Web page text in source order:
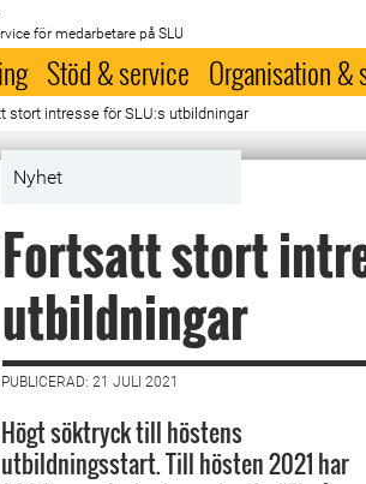
för medarbetare på SLU
Stöd & service Organisation &
stort intresse för SLU:s utbildningar
Nyhet
Fortsatt stort
utbildningar
PUBLICERAD: 21 JULI 2021
Högt söktryck till höstens
utbildningsstart. Till hösten 2021 har